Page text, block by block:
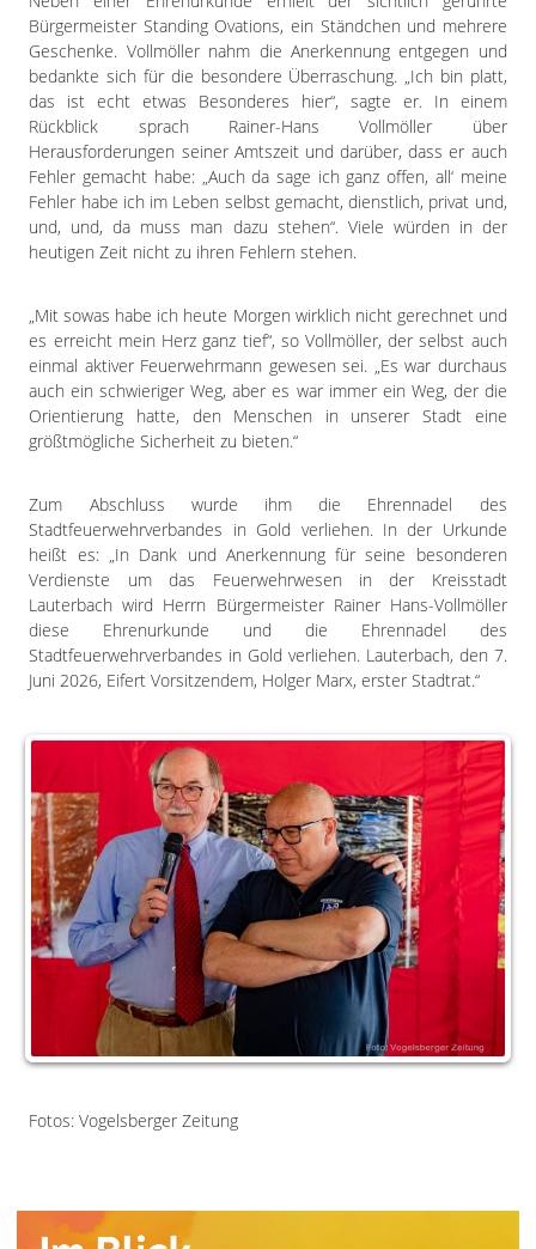
Bürgermeister Standing Ovations, ein Ständchen und mehrere
Geschenke. Vollmöller nahm die Anerkennung entgegen und
bedankte sich für die besondere Überraschung. „Ich bin platt,
das ist echt etwas Besonderes hier“, sagte er. In einem
Rückblick sprach Rainer-Hans Vollmöller über
Herausforderungen seiner Amtszeit und darüber, dass er auch
Fehler gemacht habe: „Auch da sage ich ganz offen, all‘ meine
Fehler habe ich im Leben selbst gemacht, dienstlich, privat und,
und, und, da muss man dazu stehen“. Viele würden in der
heutigen Zeit nicht zu ihren Fehlern stehen.
„Mit sowas habe ich heute Morgen wirklich nicht gerechnet und
es erreicht mein Herz ganz tief“, so Vollmöller, der selbst auch
einmal aktiver Feuerwehrmann gewesen sei. „Es war durchaus
auch ein schwieriger Weg, aber es war immer ein Weg, der die
Orientierung hatte, den Menschen in unserer Stadt eine
größtmögliche Sicherheit zu bieten.“
Zum Abschluss wurde ihm die Ehrennadel des
Stadtfeuerwehrverbandes in Gold verliehen. In der Urkunde
heißt es: „In Dank und Anerkennung für seine besonderen
Verdienste um das Feuerwehrwesen in der Kreisstadt
Lauterbach wird Herrn Bürgermeister Rainer Hans-Vollmöller
diese Ehrenurkunde und die Ehrennadel des
Stadtfeuerwehrverbandes in Gold verliehen. Lauterbach, den 7.
Juni 2026, Eifert Vorsitzendem, Holger Marx, erster Stadtrat.“
Fotos: Vogelsberger Zeitung